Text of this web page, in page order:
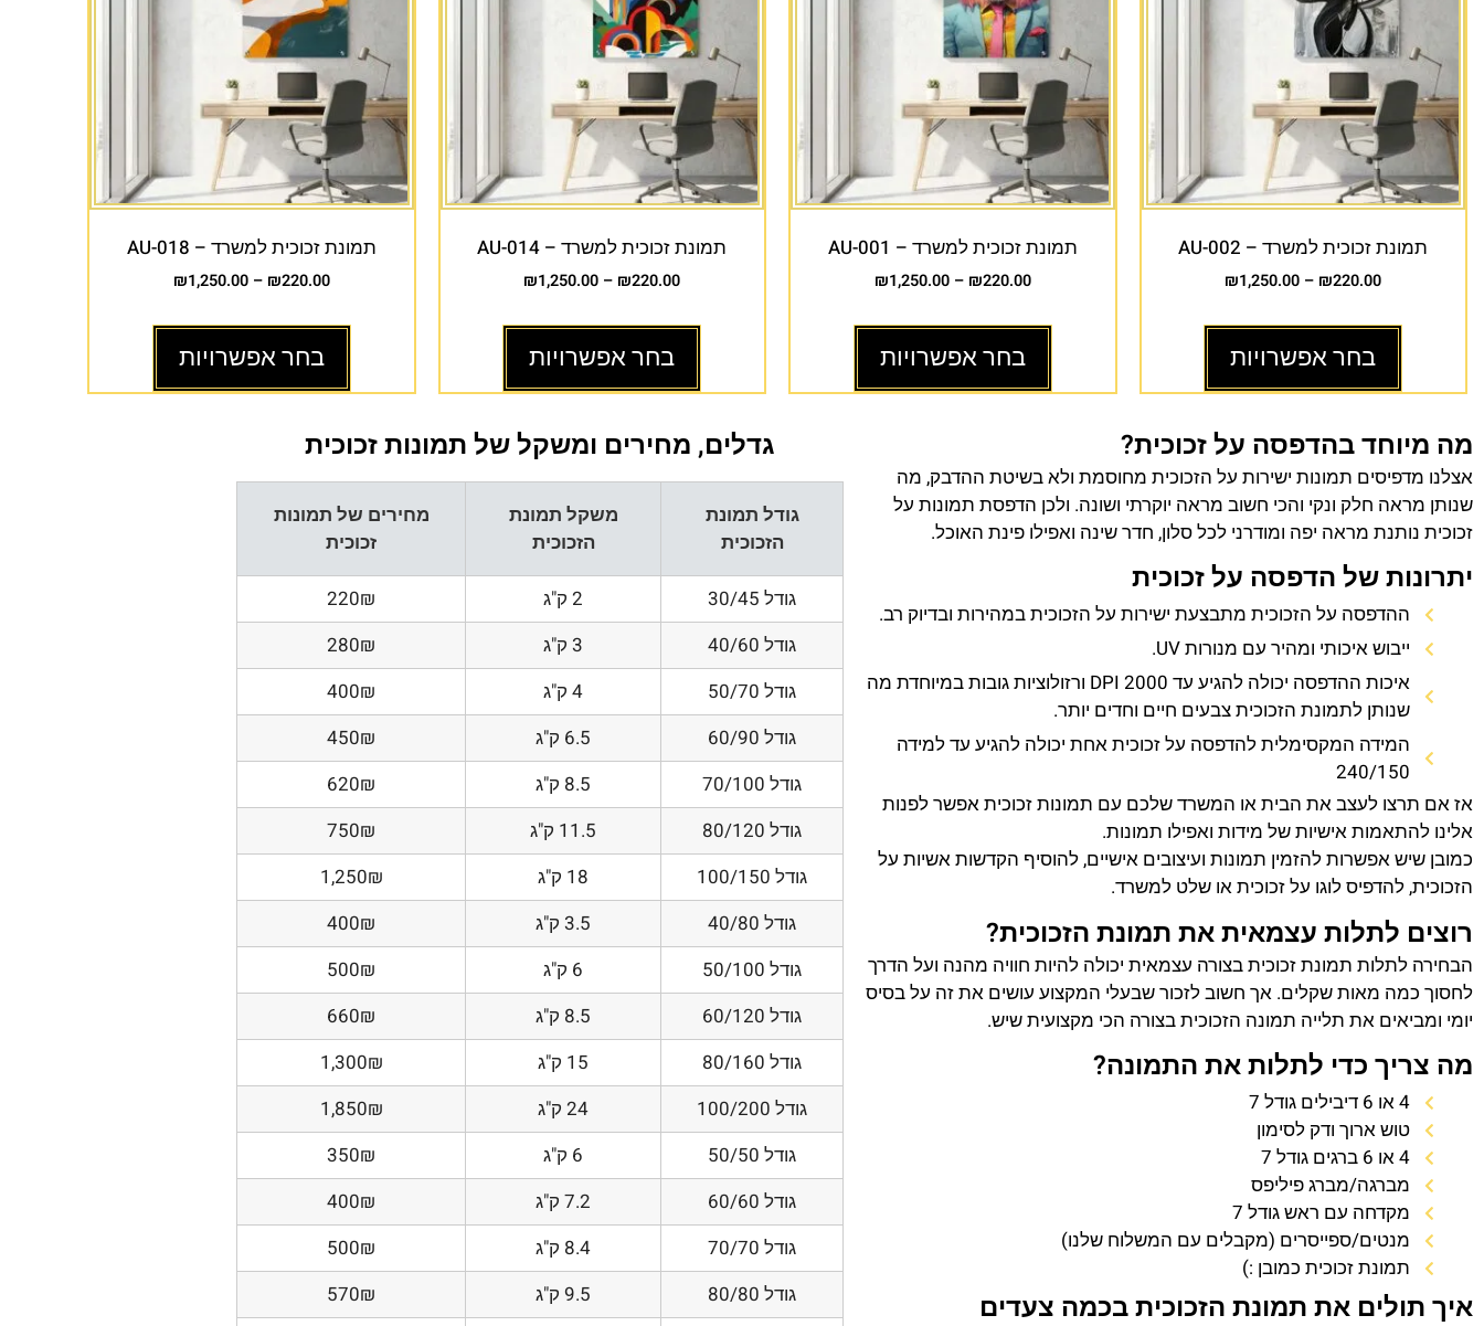
תמונת זכוכית למשרד – AU-002
₪220.00
–
₪1,250.00
בחר אפשרויות
תמונת זכוכית למשרד – AU-001
₪220.00
–
₪1,250.00
בחר אפשרויות
תמונת זכוכית למשרד – AU-014
₪220.00
–
₪1,250.00
בחר אפשרויות
תמונת זכוכית למשרד – AU-018
₪220.00
–
₪1,250.00
בחר אפשרויות
מה מיוחד בהדפסה על זכוכית?
אצלנו מדפיסים תמונות ישירות על הזכוכית מחוסמת ולא בשיטת ההדבק, מה
שנותן מראה חלק ונקי והכי חשוב מראה יוקרתי ושונה. ולכן הדפסת תמונות על
זכוכית נותנת מראה יפה ומודרני לכל סלון, חדר שינה ואפילו פינת האוכל.
יתרונות של הדפסה על זכוכית
ההדפסה על הזכוכית מתבצעת ישירות על הזכוכית במהירות ובדיוק רב.
ייבוש איכותי ומהיר עם מנורות UV.
איכות ההדפסה יכולה להגיע עד 2000 DPI ורזולוציות גובות במיוחדת מה
שנותן לתמונת הזכוכית צבעים חיים וחדים יותר.
המידה המקסימלית להדפסה על זכוכית אחת יכולה להגיע עד למידה
240/150
אז אם תרצו לעצב את הבית או המשרד שלכם עם תמונות זכוכית אפשר לפנות
אלינו להתאמות אישיות של מידות ואפילו תמונות.
כמובן שיש אפשרות להזמין תמונות ועיצובים אישיים, להוסיף הקדשות אשיות על
הזכוכית, להדפיס לוגו על זכוכית או שלט למשרד.
רוצים לתלות עצמאית את תמונת הזכוכית?
הבחירה לתלות תמונת זכוכית בצורה עצמאית יכולה להיות חוויה מהנה ועל הדרך
לחסוך כמה מאות שקלים. אך חשוב לזכור שבעלי המקצוע עושים את זה על בסיס
יומי ומביאים את תלייה תמונה הזכוכית בצורה הכי מקצועית שיש.
מה צריך כדי לתלות את התמונה?
4 או 6 דיבילים גודל 7
טוש ארוך ודק לסימון
4 או 6 ברגים גודל 7
מברגה/מברג פיליפס
מקדחה עם ראש גודל 7
מנטים/ספייסרים (מקבלים עם המשלוח שלנו)
תמונת זכוכית כמובן :)
איך תולים את תמונת הזכוכית בכמה צעדים
גדלים, מחירים ומשקל של תמונות זכוכית
גודל תמונת
הזכוכית
משקל תמונת
הזכוכית
מחירים של תמונות
זכוכית
גודל 30/45 2 ק"ג
220₪
גודל 40/60
3 ק"ג
280₪
גודל 50/70
4 ק"ג
400₪
גודל 60/90
6.5 ק"ג
450₪
גודל 70/100
8.5 ק"ג
620₪
גודל 80/120
11.5 ק"ג
750₪
גודל 100/150
18 ק"ג
1,250₪
גודל 40/80
3.5 ק"ג
400₪
גודל 50/100
6 ק"ג
500₪
גודל 60/120
8.5 ק"ג
660₪
גודל 80/160
15 ק"ג
1,300₪
גודל 100/200
24 ק"ג
1,850₪
גודל 50/50
6 ק"ג
350₪
גודל 60/60
7.2 ק"ג
400₪
גודל 70/70
8.4 ק"ג
500₪
גודל 80/80
9.5 ק"ג 570₪